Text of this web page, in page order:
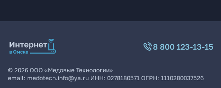
8 800 123-13-15
© 2026 ООО «Медовые Технологии»
email: medotech.info@ya.ru ИНН: 0278180571 ОГРН: 1110280037526